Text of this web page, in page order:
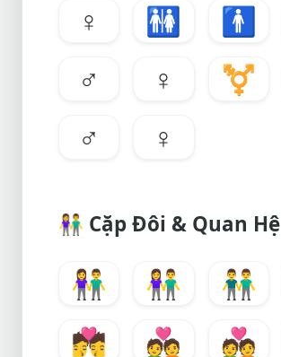
♀
🚻 🚹
♂️
♀️ ⚧️
♂
♀
👫 Cặp Đôi & Quan Hệ
👫 👫 👬
💏
💑 💑